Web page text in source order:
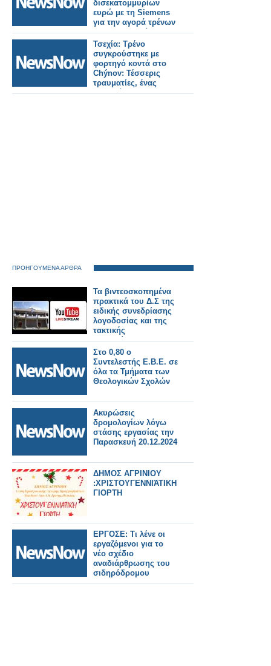
δισεκατομμυρίων
ευρώ με τη Siemens
για την αγορά τρένων
για τη Γερμανία.
Τσεχία: Τρένο
συγκρούστηκε με
φορτηγό κοντά στο
Chýnov: Τέσσερις
τραυματίες, ένας
σοβαρά.
ΠΡΟΗΓΟΥΜΕΝΑ ΑΡΘΡΑ
Τα βιντεοσκοπημένα
πρακτικά του Δ.Σ της
ειδικής συνεδρίασης
λογοδοσίας και της
τακτικής
συνεδρίασης, την
Τετάρτη 18
Δεκεμβρίου.
Στο 0,80 ο
Συντελεστής Ε.Β.Ε. σε
όλα τα Τμήματα των
Θεολογικών Σχολών
Ακυρώσεις
δρομολογίων λόγω
στάσης εργασίας την
Παρασκευή 20.12.2024
ΔΗΜΟΣ ΑΓΡΙΝΙΟΥ
:ΧΡΙΣΤΟΥΓΕΝΝΙΆΤΙΚΗ
ΓΙΟΡΤΗ
ΕΡΓΟΣΕ: Τι λένε οι
εργαζόμενοι για το
νέο σχέδιο
αναδιάρθρωσης του
σιδηρόδρομου